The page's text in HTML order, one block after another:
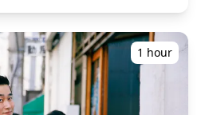
ย
าสูงสุด 3 วัน เราจะจัดหาช่างภาพ
ะคุณสามารถเลือกภาพโปรด 10
รแก้ไขจะทำขึ้นเพื่อสร้าง
ละหากต้องการ สามารถปรับ
1 hour